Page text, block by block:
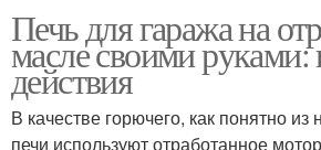
Печь для гаража на
масле своими
действия
В качестве горючего, как понятно из
печи используют отработанное